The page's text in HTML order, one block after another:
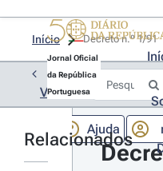
Jornal Oficial
da República
Portuguesa
Ajuda
Início Decreto n.º 1/91
Voltar
Relacionados